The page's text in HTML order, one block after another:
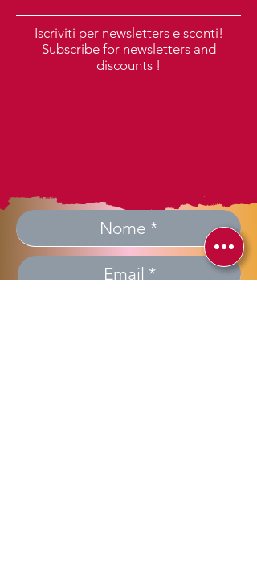
Iscriviti per newsletters e sconti!
Subscribe for newsletters and
discounts !